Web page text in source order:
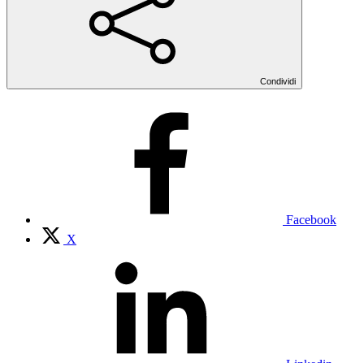
Condividi
Facebook
X